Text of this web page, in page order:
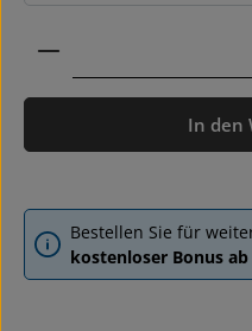
Produkt Anzahl: Gib
In den
Bestellen Sie für
kostenloser Bonus ab